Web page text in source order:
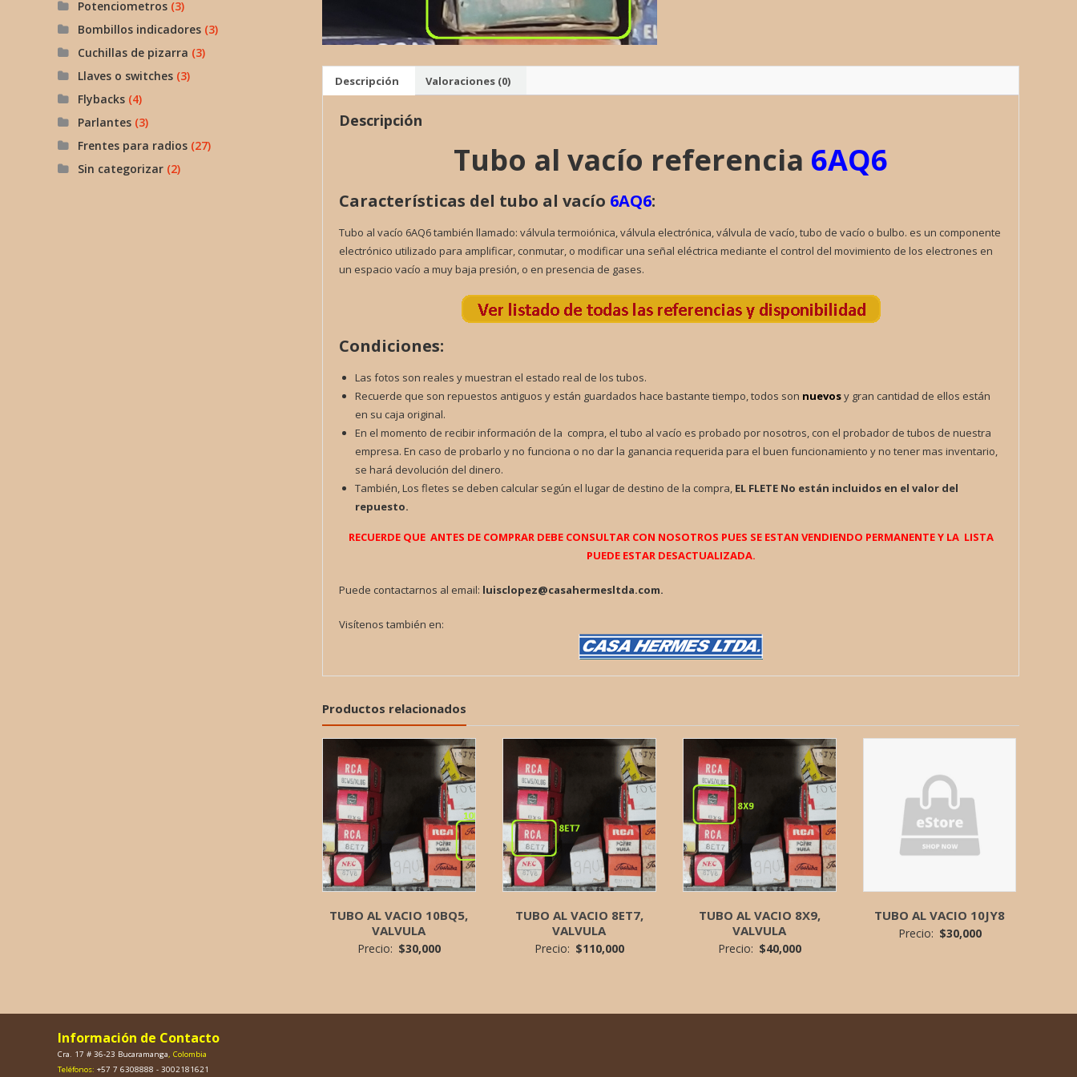
Descripción Valoraciones (0)
Descripción
Tubo al vacío referencia 6AQ6
Características del tubo al vacío 6AQ6:
Tubo al vacío 6AQ6 también llamado: válvula termoiónica, válvula electrónica, válvula de vacío, tubo de vacío o bulbo. es un componente
electrónico utilizado para amplificar, conmutar, o modificar una señal eléctrica mediante el control del movimiento de los electrones en
un espacio vacío a muy baja presión, o en presencia de gases.
Condiciones:
Las fotos son reales y muestran el estado real de los tubos.
Recuerde que son repuestos antiguos y están guardados hace bastante tiempo, todos son nuevosy gran cantidad de ellos están
en su caja original.
En el momento de recibir información de la compra, el tubo al vacío es probado por nosotros, con el probador de tubos de nuestra
empresa. En caso de probarlo y no funciona o no dar la ganancia requerida para el buen funcionamiento y no tener mas inventario,
se hará devolución del dinero.
También, Los fletes se deben calcular según el lugar de destino de la compra, EL FLETE No están incluidos en el valor del
repuesto.
RECUERDE QUE ANTES DE COMPRAR DEBE CONSULTAR CON NOSOTROS PUES SE ESTAN VENDIENDO PERMANENTE Y LA LISTA
PUEDE ESTAR DESACTUALIZADA.
Puede contactarnos al email: luisclopez@casahermesltda.com.
Visítenos también en:
Productos relacionados
TUBO AL VACIO 10BQ5,
VALVULA
Precio: $30,000
TUBO AL VACIO 8ET7,
VALVULA
Precio: $110,000
TUBO AL VACIO 8X9,
VALVULA
Precio: $40,000
TUBO AL VACIO 10JY8
Precio: $30,000
Potenciometros (3)
Bombillos indicadores (3)
Cuchillas de pizarra (3)
Llaves o switches (3)
Flybacks (4)
Parlantes (3)
Frentes para radios (27)
Sin categorizar (2)
Información de Contacto
Cra. 17 # 36-23 Bucaramanga, Colombia
Teléfonos:+57 7 6308888 - 3002181621